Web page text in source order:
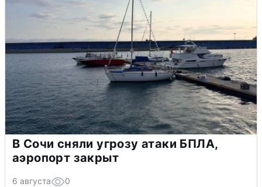
В Сочи сняли угрозу атаки БПЛА,
аэропорт закрыт
6 августа 0